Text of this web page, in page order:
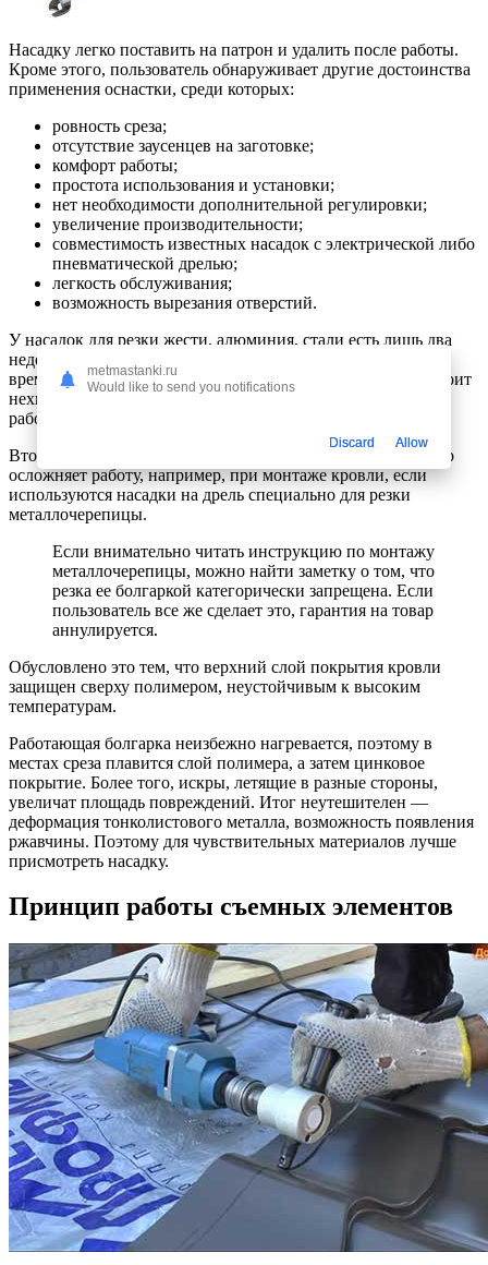
Насадку легко поставить на патрон и удалить после работы.
Кроме этого, пользователь обнаруживает другие достоинства
применения оснастки, среди которых:
ровность среза;
отсутствие заусенцев на заготовке;
комфорт работы;
простота использования и установки;
нет необходимости дополнительной регулировки;
увеличение производительности;
совместимость известных насадок с электрической либо
пневматической дрелью;
легкость обслуживания;
возможность вырезания отверстий.
У насадок для резки жести, алюминия, стали есть лишь два
недостатка. Первый — к ним нужно приноровиться. Со
временем даже новичок строительно-ремонтного дела освоит
нехитрое приспособление и научиться эффективно с ним
работать.
Второй минус — необходимость работы двумя руками. Это
осложняет работу, например, при монтаже кровли, если
используются насадки на дрель специально для резки
металлочерепицы.
Если внимательно читать инструкцию по монтажу
металлочерепицы, можно найти заметку о том, что
резка ее болгаркой категорически запрещена. Если
пользователь все же сделает это, гарантия на товар
аннулируется.
Обусловлено это тем, что верхний слой покрытия кровли
защищен сверху полимером, неустойчивым к высоким
температурам.
Работающая болгарка неизбежно нагревается, поэтому в
местах среза плавится слой полимера, а затем цинковое
покрытие. Более того, искры, летящие в разные стороны,
увеличат площадь повреждений. Итог неутешителен —
деформация тонколистового металла, возможность появления
ржавчины. Поэтому для чувствительных материалов лучше
присмотреть насадку.
Принцип работы съемных элементов
metmastanki.ru
Would like to send you notifications
Discard Allow